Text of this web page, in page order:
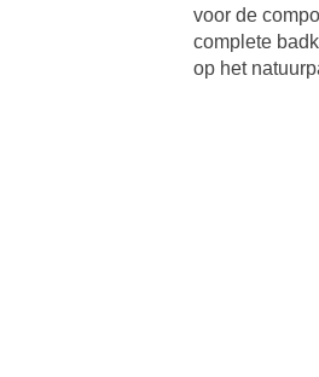
voor de
complete
op het